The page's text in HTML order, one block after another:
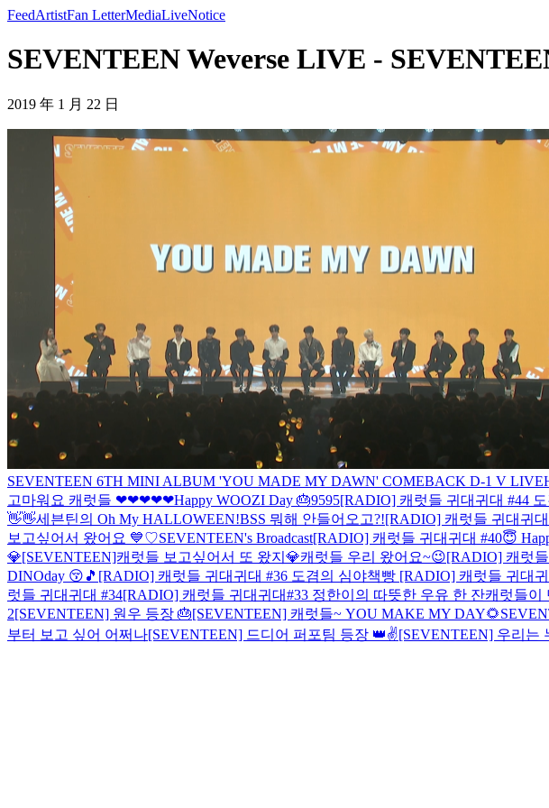
FeedArtistFan LetterMediaLiveNotice
SEVENTEEN Weverse LIVE -
2019 年 1 月 22 日
SEVENTEEN 6TH MINI ALBUM 'YOU MADE MY DAWN' COMEBACK D-1 V LIVE
고마워요 캐럿들 ❤❤❤❤❤Happy WOOZI Day 🎂9595[RADIO] 캐럿들 귀대귀대 #44
👋👋세븐틴의 Oh My HALLOWEEN!BSS 뭐해 안들어오고?![RADIO] 캐럿들 귀대귀
보고싶어서 왔어요 💙♡SEVENTEEN's Broadcast[RADIO] 캐럿들 귀대귀대 #40😇
💎[SEVENTEEN]캐럿들 보고싶어서 또 왔지💎캐럿들 우리 왔어요~😉[RADIO] 캐럿
DINOday 😚🎵 [RADIO] 캐럿들 귀대귀대 #36 도겸의 심야책빵 [RADIO] 캐럿들 귀대
럿들 귀대귀대 #34[RADIO] 캐럿들 귀대귀대#33 정한이의 따뜻한 우유 한 잔캐럿들이
2[SEVENTEEN] 원우 등장 🎂[SEVENTEEN] 캐럿들~ YOU MAKE MY DAY🌻
부터 보고 싶어 어쩌나[SEVENTEEN] 드디어 퍼포팀 등장 👑✌[SEVENTEEN] 우리는